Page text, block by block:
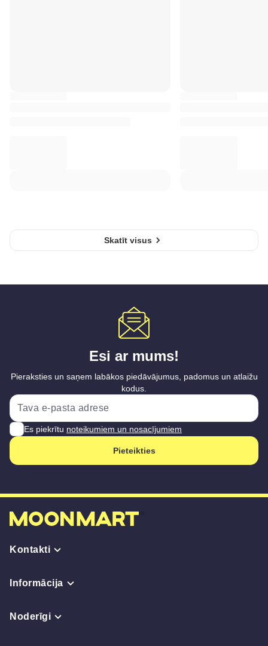
Skatīt visus
Esi ar mums!
Pieraksties un saņem labākos piedāvājumus, padomus un atlaižu
kodus.
Es piekrītu noteikumiem un nosacījumiem
Pieteikties
Kontakti
Informācija
Noderīgi